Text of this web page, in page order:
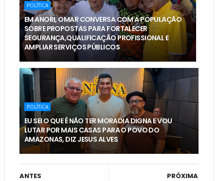
POLÍTICA
EM ANORI, OMAR CONVERSA COM A POPULAÇÃO
SOBRE PROPOSTAS PARA FORTALECER
SEGURANÇA,QUALIFICAÇÃO PROFISSIONAL E
AMPLIAR SERVIÇOS PÚBLICOS
POLÍTICA
EU SEI O QUE É NÃO TER MORADIA DIGNA E VOU
LUTAR POR MAIS CASAS PARA O POVO DO
AMAZONAS, DIZ JESUS ALVES
PRÓXIMA
ANTES